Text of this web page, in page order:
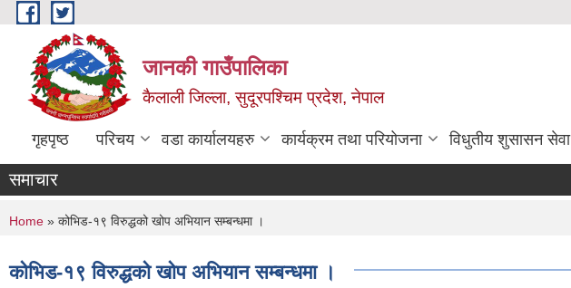
Skip to main content
जानकी गाउँपालिका
कैलाली जिल्ला, सुदूरपश्चिम प्रदेश, नेपाल
गृहपृष्ठ परिचय वडा कार्यालयहरु कार्यक्रम तथा परियोजना विधुतीय शुसासन सेवा
समाचार
You are here
Home » कोभिड-१९ विरुद्धको खोप अभियान सम्बन्धमा ।
कोभिड-१९ विरुद्धको खोप अभियान सम्बन्धमा ।